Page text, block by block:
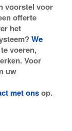
voorstel voor
offerte
het
We
voeren,
Voor
uw
met onsop.